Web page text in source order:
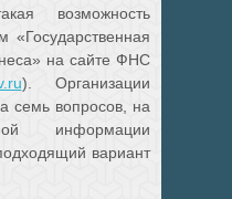
возможность
«Государственная
на сайте ФНС
). Организации
семь вопросов, на
информации
вариант